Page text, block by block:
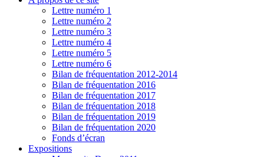
Lettre numéro 1
Lettre numéro 2
Lettre numéro 3
Lettre numéro 4
Lettre numéro 5
Lettre numéro 6
Bilan de fréquentation 2012-2014
Bilan de fréquentation 2016
Bilan de fréquentation 2017
Bilan de fréquentation 2018
Bilan de fréquentation 2019
Bilan de fréquentation 2020
Fonds d’écran
Expositions